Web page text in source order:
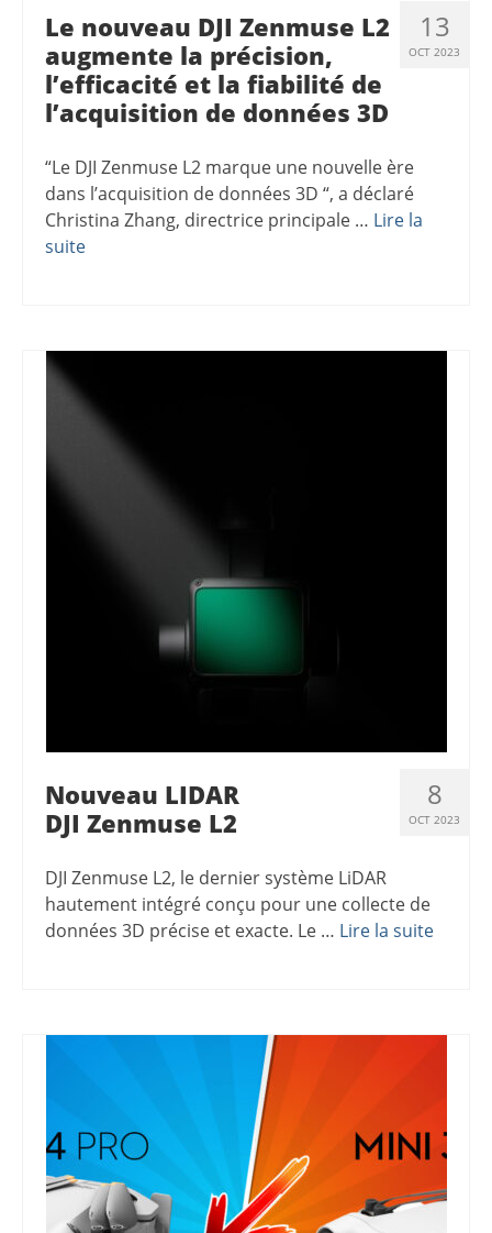
13
OCT 2023
Le nouveau DJI Zenmuse L2
augmente la précision,
l’efficacité et la fiabilité de
l’acquisition de données 3D
“Le DJI Zenmuse L2 marque une nouvelle ère
dans l’acquisition de données 3D “, a déclaré
Christina Zhang, directrice principale … Lire la
suite
8
OCT 2023
Nouveau LIDAR
DJI Zenmuse L2
DJI Zenmuse L2, le dernier système LiDAR
hautement intégré conçu pour une collecte de
données 3D précise et exacte. Le … Lire la suite